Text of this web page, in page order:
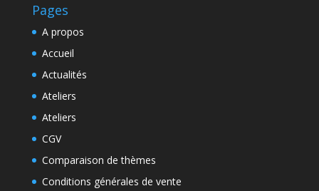
Pages
A propos
Accueil
Actualités
Ateliers
Ateliers
CGV
Comparaison de thèmes
Conditions générales de vente